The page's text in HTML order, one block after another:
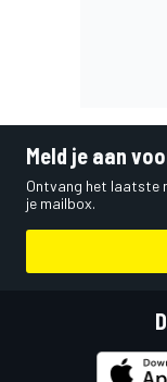
Meld je aan
Ontvang het laatste
je mailbox.